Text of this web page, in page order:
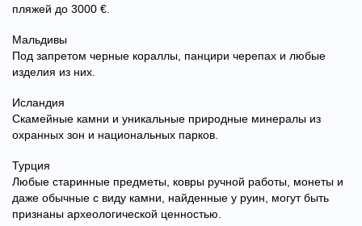
пляжей до 3000 €.
Мальдивы
Под запретом черные кораллы, панцири черепах и любые
изделия из них.
Исландия
Скамейные камни и уникальные природные минералы из
охранных зон и национальных парков.
Турция
Любые старинные предметы, ковры ручной работы, монеты и
даже обычные с виду камни, найденные у руин, могут быть
признаны археологической ценностью.